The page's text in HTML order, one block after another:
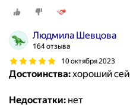
купюроприемник, звук,
детская
Людмила Шевцова
164 отзыва
10 октября 2023
Достоинства:хороший
Недостатки: нет